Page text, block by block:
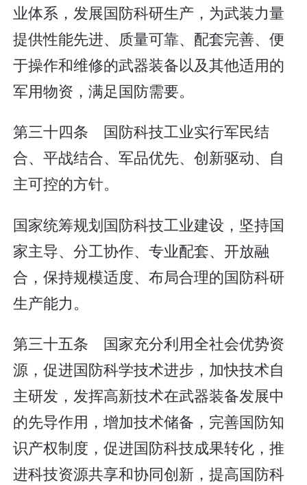
业体系，发展国防科研生产，为武装力量
提供性能先进、质量可靠、配套完善、便
于操作和维修的武器装备以及其他适用的
军用物资，满足国防需要。
第三十四条 国防科技工业实行军民结
合、平战结合、军品优先、创新驱动、自
主可控的方针。
国家统筹规划国防科技工业建设，坚持国
家主导、分工协作、专业配套、开放融
合，保持规模适度、布局合理的国防科研
生产能力。
第三十五条 国家充分利用全社会优势资
源，促进国防科学技术进步，加快技术自
主研发，发挥高新技术在武器装备发展中
的先导作用，增加技术储备，完善国防知
识产权制度，促进国防科技成果转化，推
进科技资源共享和协同创新，提高国防科